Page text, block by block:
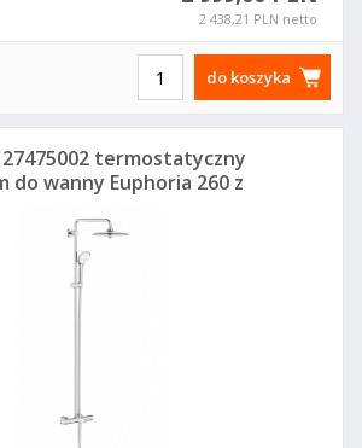
2 438,21 PLN netto
do koszyka
termostatyczny
do wanny Euphoria 260 z